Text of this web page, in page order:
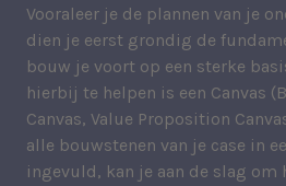
Vooraleer je de plannen van je
dien je eerst grondig de
bouw je voort op een sterke
hierbij te helpen is een Canvas
Canvas, Value Proposition
alle bouwstenen van je case in
ingevuld, kan je aan de slag om